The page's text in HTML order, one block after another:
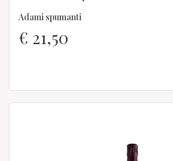
Adami spumanti
€ 21,50